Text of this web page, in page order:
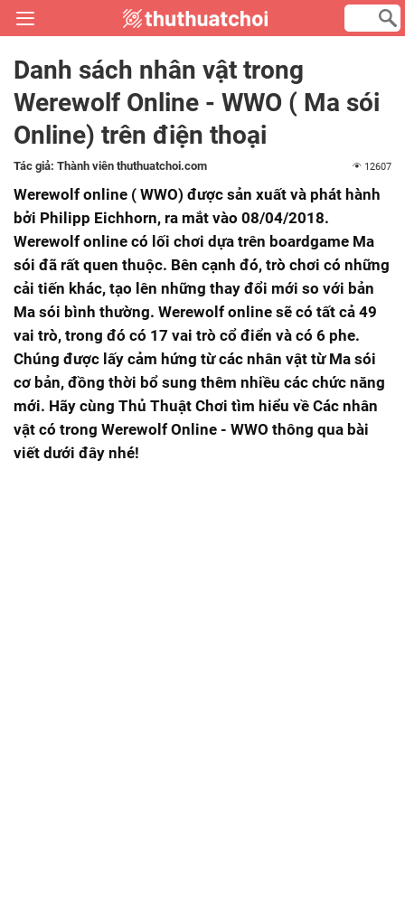
Danh sách nhân vật trong
Werewolf Online - WWO ( Ma sói
Online) trên điện thoại
Tác giả: Thành viên thuthuatchoi.com 12607
Werewolf online ( WWO) được sản xuất và phát hành
bởi Philipp Eichhorn, ra mắt vào 08/04/2018.
Werewolf online có lối chơi dựa trên boardgame Ma
sói đã rất quen thuộc. Bên cạnh đó, trò chơi có những
cải tiến khác, tạo lên những thay đổi mới so với bản
Ma sói bình thường. Werewolf online sẽ có tất cả 49
vai trò, trong đó có 17 vai trò cổ điển và có 6 phe.
Chúng được lấy cảm hứng từ các nhân vật từ Ma sói
cơ bản, đồng thời bổ sung thêm nhiều các chức năng
mới. Hãy cùng Thủ Thuật Chơi tìm hiểu về Các nhân
vật có trong Werewolf Online - WWO thông qua bài
viết dưới đây nhé!